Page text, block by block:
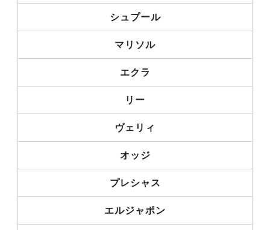
シュプール
マリソル
エクラ
リー
ヴェリィ
オッジ
プレシャス
エルジャポン